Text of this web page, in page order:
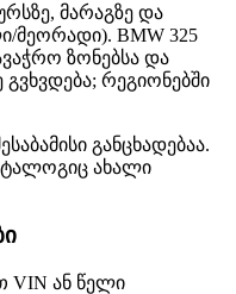
მარაგზე და
მეორადი). BMW 325
ზონებსა და
რეგიონებში
განცხადებაა.
ახალი
VIN ან წელი